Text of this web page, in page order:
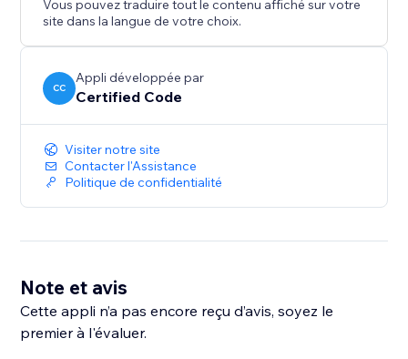
Vous pouvez traduire tout le contenu affiché sur votre
site dans la langue de votre choix.
CC
Appli développée par
Certified Code
Visiter notre site
Contacter l'Assistance
Politique de confidentialité
Note et avis
Cette appli n’a pas encore reçu d’avis, soyez le
premier à l'évaluer.